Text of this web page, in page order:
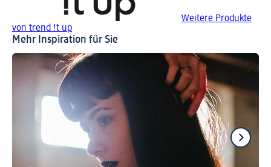
Weitere Produkte
von trend !t up
Mehr Inspiration für Sie